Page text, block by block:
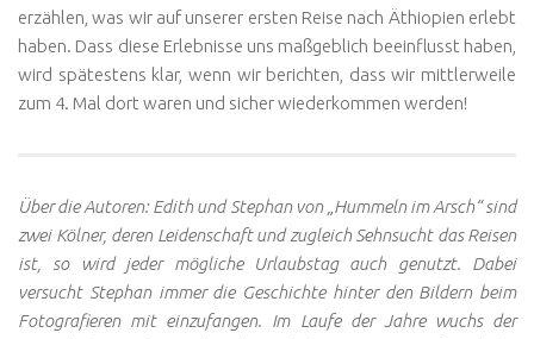
erzählen, was wir auf unserer ersten Reise nach Äthiopien erlebt
haben. Dass diese Erlebnisse uns maßgeblich beeinflusst haben,
wird spätestens klar, wenn wir berichten, dass wir mittlerweile
zum 4. Mal dort waren und sicher wiederkommen werden!
Über die Autoren: Edith und Stephan von „Hummeln im Arsch“ sind
zwei Kölner, deren Leidenschaft und zugleich Sehnsucht das Reisen
ist, so wird jeder mögliche Urlaubstag auch genutzt. Dabei
versucht Stephan immer die Geschichte hinter den Bildern beim
Fotografieren mit einzufangen. Im Laufe der Jahre wuchs der